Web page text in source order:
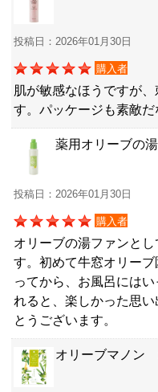
投稿日：2026年01月30日
購入者
肌が敏感なほうですが
す。パッケージも素敵だ
薬用オリーブの湯
投稿日：2026年01月30日
購入者
オリーブの湯ファンと
す。初めて牛窓オリー
ってから、お風呂には
れると、楽しかった思
とうございます。
オリーブマノン